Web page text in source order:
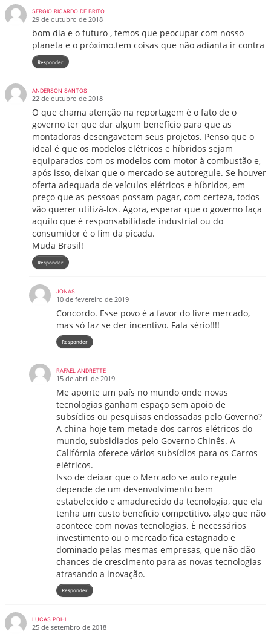
SERGIO RICARDO DE BRITO
29 de outubro de 2018
bom dia e o futuro , temos que peocupar com nosso
planeta e o próximo.tem coisas que não adianta ir contra
Responder
ANDERSON SANTOS
22 de outubro de 2018
O que chama atenção na reportagem é o fato de o
governo ter que dar algum benefício para que as
montadoras desengavetem seus projetos. Penso que o
ideal é que os modelos elétricos e híbridos sejam
equiparados com os modelos com motor à combustão e,
após isso, deixar que o mercado se autoregule. Se houver
oferta adequada de veículos elétricos e híbridos, em
preço que as pessoas possam pagar, com certeza, todos
vão querer utilizá-los. Agora, esperar que o governo faça
aquilo que é responsabilidade industrial ou do
consumidor é o fim da picada.
Muda Brasil!
Responder
JONAS
10 de fevereiro de 2019
Concordo. Esse povo é a favor do livre mercado,
mas só faz se der incentivo. Fala sério!!!!
Responder
RAFAEL ANDRETTE
15 de abril de 2019
Me aponte um país no mundo onde novas
tecnologias ganham espaço sem apoio de
subsídios ou pesquisas endossadas pelo Governo?
A china hoje tem metade dos carros elétricos do
mundo, subsidiados pelo Governo Chinês. A
Califórnia oferece vários subsídios para os Carros
elétricos.
Isso de deixar que o Mercado se auto regule
depende de um desenvolvimento bem
estabelecido e amadurecido da tecnologia, que ela
tenha um custo beneficio competitivo, algo que não
acontece com novas tecnologias. É necessários
investimento ou o mercado fica estagnado e
dominado pelas mesmas empresas, que não dão
chances de crescimento para as novas tecnologias
atrasando a inovação.
Responder
LUCAS POHL
25 de setembro de 2018